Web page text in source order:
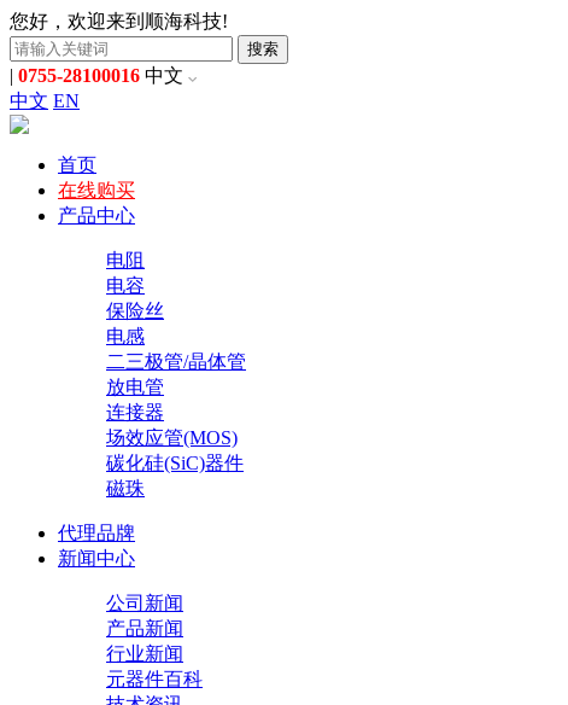
您好，欢迎来到顺海科技!
搜索
| 0755-28100016 中文
中文 EN
首页
在线购买
产品中心
电阻
电容
保险丝
电感
二三极管/晶体管
放电管
连接器
场效应管(MOS)
碳化硅(SiC)器件
磁珠
代理品牌
新闻中心
公司新闻
产品新闻
行业新闻
元器件百科